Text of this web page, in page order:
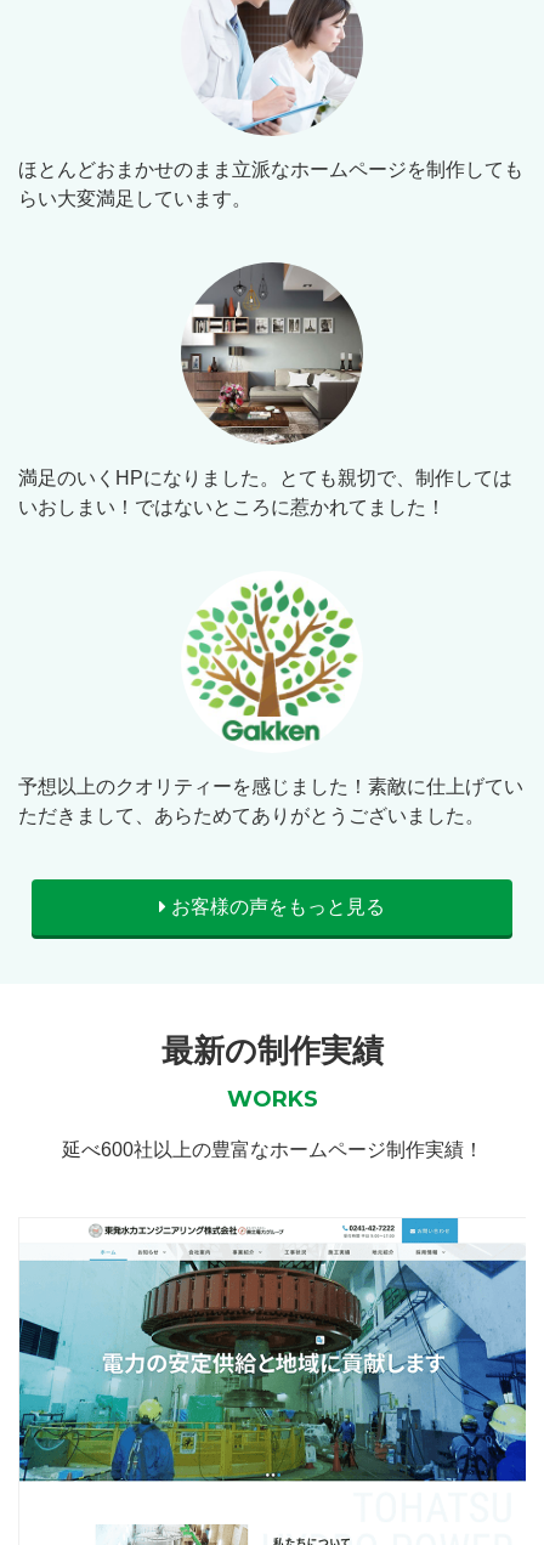
ほとんどおまかせのまま立派なホームページを制作しても
らい大変満足しています。
満足のいくHPになりました。とても親切で、制作しては
いおしまい！ではないところに惹かれてました！
予想以上のクオリティーを感じました！素敵に仕上げてい
ただきまして、あらためてありがとうございました。
お客様の声をもっと見る
最新の制作実績
WORKS
延べ600社以上の豊富なホームページ制作実績！